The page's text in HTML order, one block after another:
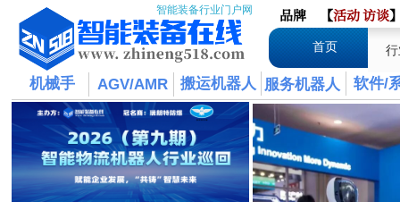
智能装备行业门户网 品牌 【活动访谈
首页
机械手 搬运机器人 软件/
AGV/AMR 服务机器人